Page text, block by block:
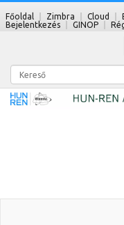
Főoldal Zimbra Cloud
Bejelentkezés
GINOP
Kereső